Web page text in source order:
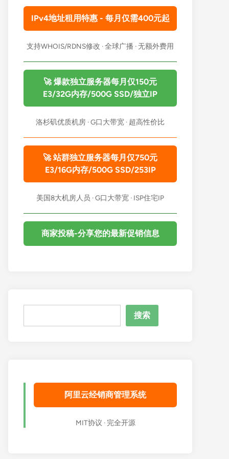
IPv4地址租用特惠 - 每月仅需400元起
支持WHOIS/RDNS修改 · 全球广播 · 无额外费用
🚀 爆款独立服务器每月仅150元
E3/32G内存/500G SSD/独立IP
洛杉矶优质机房 · G口大带宽 · 超高性价比
🚀 站群独立服务器每月仅750元
E3/16G内存/500G SSD/253IP
美国8大机房人员 · G口大带宽 · ISP住宅IP
商家投稿-分享您的最新促销信息
搜索
阿里云经销商管理系统
MIT协议 · 完全开源